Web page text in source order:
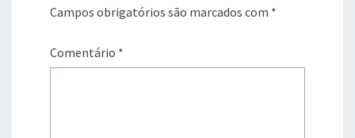
Campos obrigatórios são marcados com *
Comentário *